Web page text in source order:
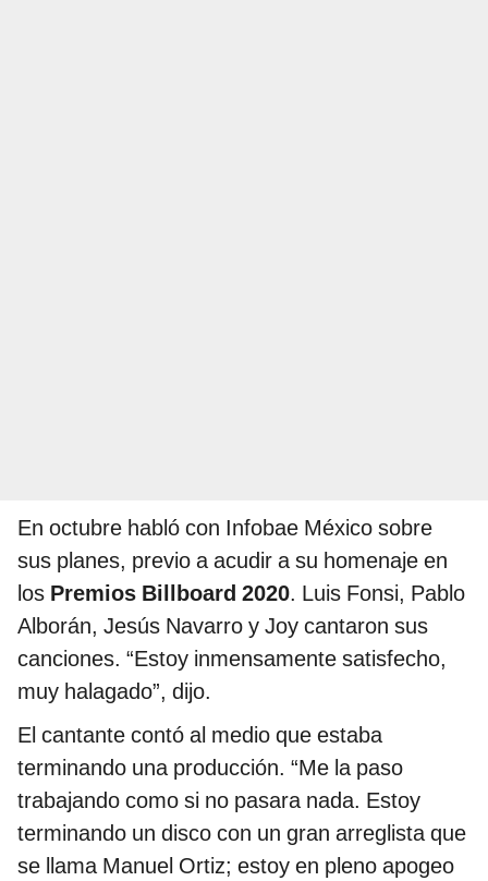
En octubre habló con Infobae México sobre
sus planes, previo a acudir a su homenaje en
los Premios Billboard 2020. Luis Fonsi, Pablo
Alborán, Jesús Navarro y Joy cantaron sus
canciones. “Estoy inmensamente satisfecho,
muy halagado”, dijo.
El cantante contó al medio que estaba
terminando una producción. “Me la paso
trabajando como si no pasara nada. Estoy
terminando un disco con un gran arreglista que
se llama Manuel Ortiz; estoy en pleno apogeo